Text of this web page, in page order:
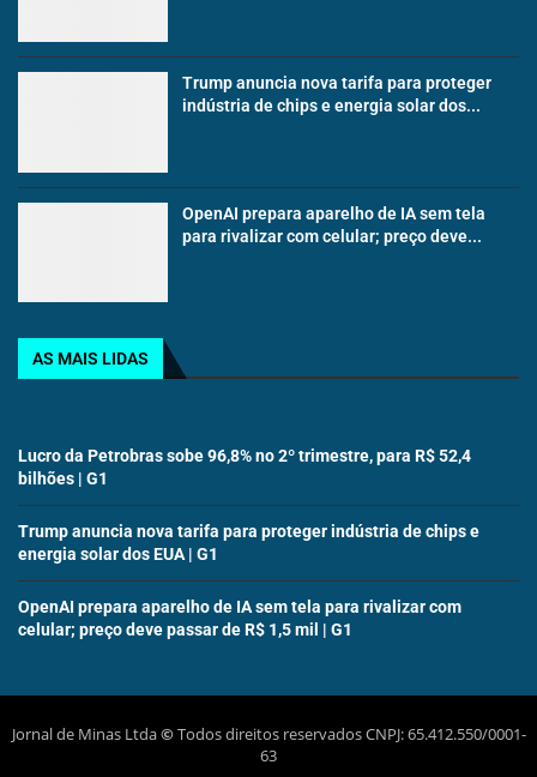
Trump anuncia nova tarifa para proteger
indústria de chips e energia solar dos...
OpenAI prepara aparelho de IA sem tela
para rivalizar com celular; preço deve...
AS MAIS LIDAS
Lucro da Petrobras sobe 96,8% no 2º trimestre, para R$ 52,4
bilhões | G1
Trump anuncia nova tarifa para proteger indústria de chips e
energia solar dos EUA | G1
OpenAI prepara aparelho de IA sem tela para rivalizar com
celular; preço deve passar de R$ 1,5 mil | G1
Jornal de Minas Ltda©Todos direitos reservados CNPJ: 65.412.550/0001-
63